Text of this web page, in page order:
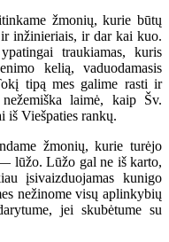
žmonių, kurie būtų
inžinieriais, ir dar kai kuo.
traukiamas, kuris
kelią, vaduodamasis
tipą mes galime rasti ir
laimė, kaip Šv.
iš Viešpaties rankų.
žmonių, kurie turėjo
lūžo. Lūžo gal ne iš karto,
įsivaizduojamas kunigo
nežinome visų aplinkybių
jei skubėtume su